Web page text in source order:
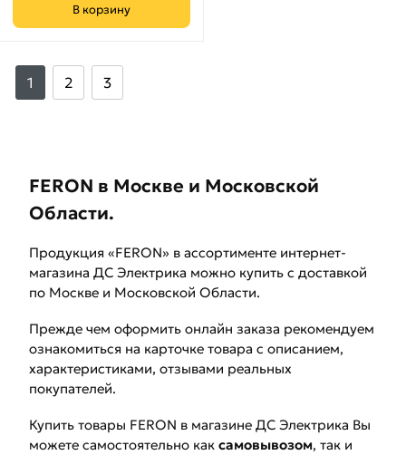
В корзину
1 2 3
FERON в Москве и Московской
Области.
Продукция «FERON» в ассортименте интернет-
магазина ДС Электрика можно купить с доставкой
по Москве и Московской Области.
Прежде чем оформить онлайн заказа рекомендуем
ознакомиться на карточке товара с описанием,
характеристиками, отзывами реальных
покупателей.
Купить товары FERON в магазине ДС Электрика Вы
можете самостоятельно как самовывозом, так и